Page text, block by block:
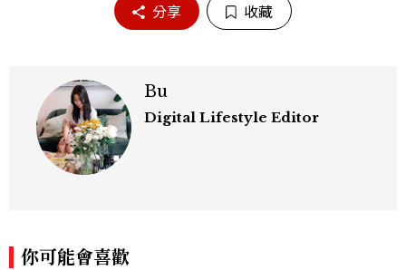
分享 收藏
Bu
Digital Lifestyle Editor
你可能會喜歡